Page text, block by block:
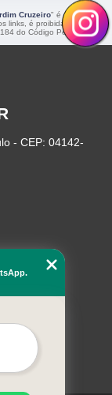
Cruzeiro" é de direito
links, é proibida sem a
do Código Penal –Lei
- CEP: 04142-